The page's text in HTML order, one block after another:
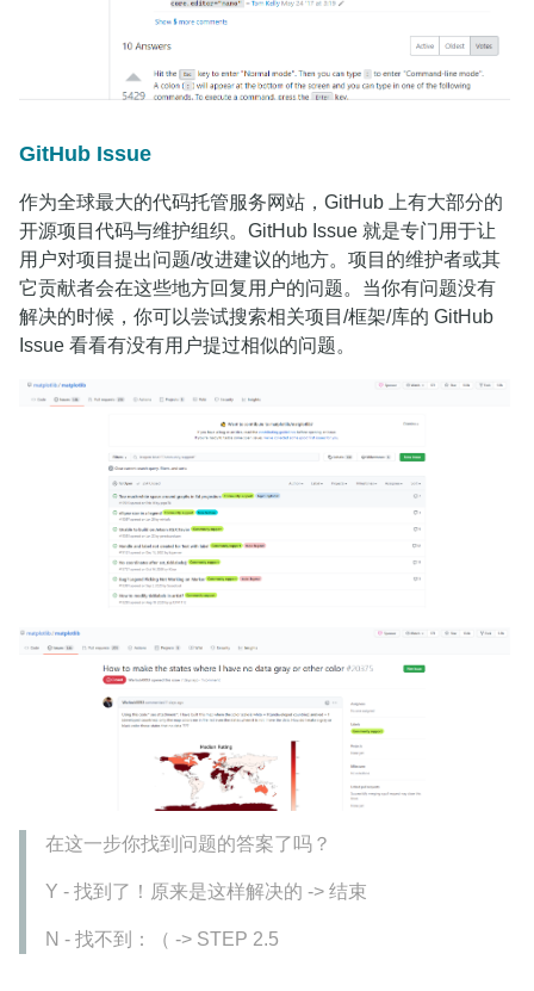
GitHub Issue
作为全球最大的代码托管服务网站，GitHub 上有大部分的
开源项目代码与维护组织。GitHub Issue 就是专门用于让
用户对项目提出问题/改进建议的地方。项目的维护者或其
它贡献者会在这些地方回复用户的问题。当你有问题没有
解决的时候，你可以尝试搜索相关项目/框架/库的 GitHub
Issue 看看有没有用户提过相似的问题。
在这一步你找到问题的答案了吗？
Y - 找到了！原来是这样解决的 -> 结束
N - 找不到：（ -> STEP 2.5